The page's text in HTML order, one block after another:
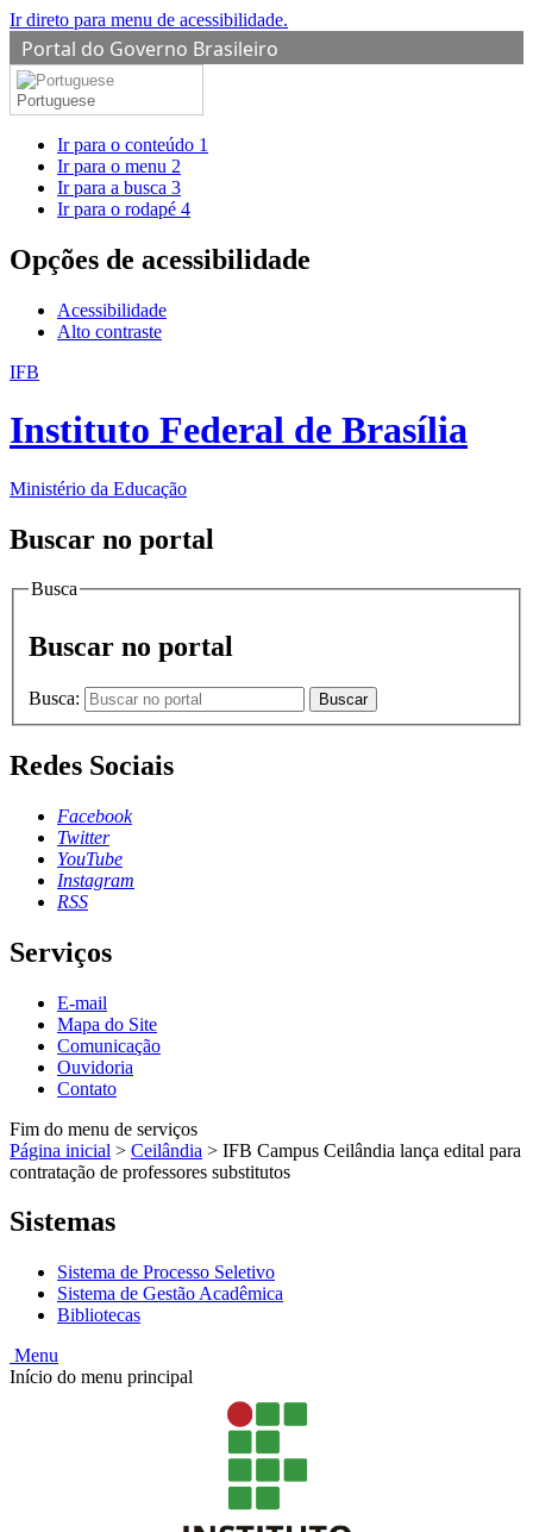
Ir direto para menu de acessibilidade.
Portal do Governo Brasileiro
Portuguese
Ir para o conteúdo 1
Ir para o menu 2
Ir para a busca 3
Ir para o rodapé 4
Opções de acessibilidade
Acessibilidade
Alto contraste
IFB
Instituto Federal de Brasília
Ministério da Educação
Buscar no portal
Busca
Buscar no portal
Busca: Buscar
Redes Sociais
Facebook
Twitter
YouTube
Instagram
RSS
Serviços
E-mail
Mapa do Site
Comunicação
Ouvidoria
Contato
Fim do menu de serviços
Página inicial > Ceilândia > IFB Campus Ceilândia lança edital para
contratação de professores substitutos
Sistemas
Sistema de Processo Seletivo
Sistema de Gestão Acadêmica
Bibliotecas
Menu
Início do menu principal